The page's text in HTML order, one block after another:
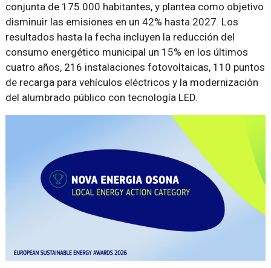
conjunta de 175.000 habitantes, y plantea como objetivo
disminuir las emisiones en un 42% hasta 2027. Los
resultados hasta la fecha incluyen la reducción del
consumo energético municipal un 15% en los últimos
cuatro años, 216 instalaciones fotovoltaicas, 110 puntos
de recarga para vehículos eléctricos y la modernización
del alumbrado público con tecnología LED.